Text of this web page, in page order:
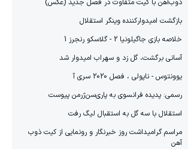
ذوب‌آهن با کیت متفاوت در فصل جدید (عکس)
بازگشت امیدوارکننده وینگر استقلال
خلاصه بازی جاگیلونیا 2 - گلاسکو رنجرز 1
آسانی برگشت، گل زد و سهراب امیدوار شد
یوونتوس - ناپولی ، فصل 2020 سری آ
رسمی: پدیده فرانسوی به پاری‌سن‌ژرمن پیوست
استقلال با سه گل به استقبال لیگ رفت
مراسم گرامیداشت روز خبرنگار و رونمایی از کیت ذوب
آهن